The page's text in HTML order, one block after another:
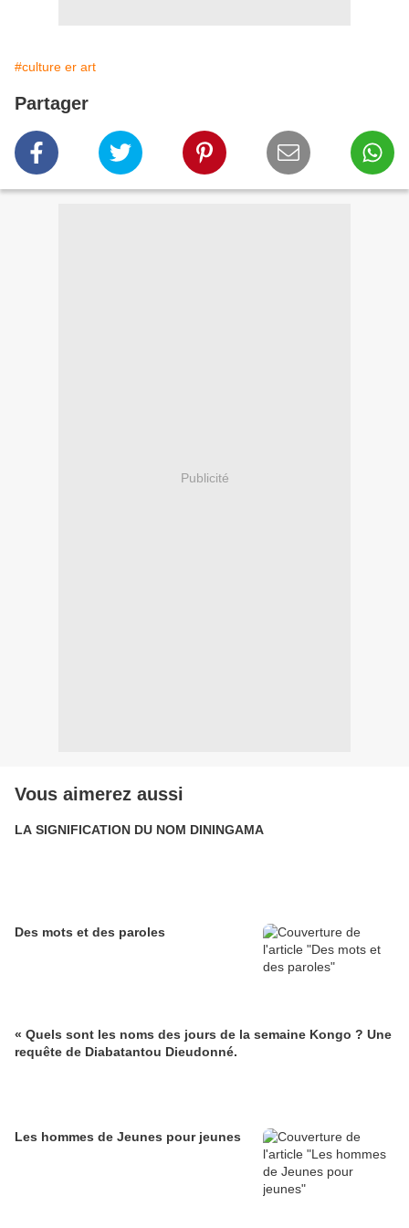
#culture er art
Partager
Publicité
Vous aimerez aussi
LA SIGNIFICATION DU NOM DININGAMA
Des mots et des paroles
« Quels sont les noms des jours de la semaine Kongo ? Une
requête de Diabatantou Dieudonné.
Les hommes de Jeunes pour jeunes